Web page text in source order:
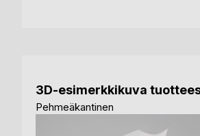
3D-esimerkkikuva
Pehmeäkantinen